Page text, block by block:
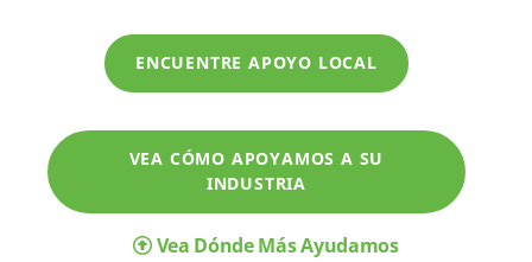
ENCUENTRE APOYO LOCAL
VEA CÓMO APOYAMOS A SU
INDUSTRIA
Vea Dónde Más Ayudamos